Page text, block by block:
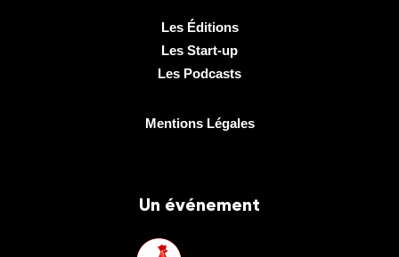
Les Éditions
Les Start-up
Les Podcasts
Mentions Légales
Un événement